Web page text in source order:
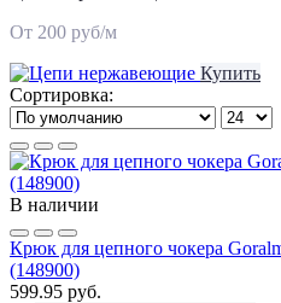
От 200 руб/м
Купить
Сортировка:
В наличии
Крюк для цепного чокера
(148900)
599.95 руб.